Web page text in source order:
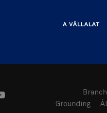
A VÁLLALAT
Grounding